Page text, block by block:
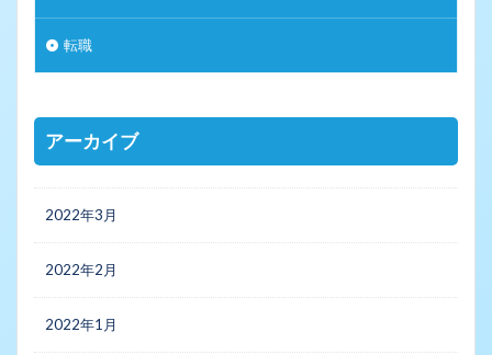
転職
アーカイブ
2022年3月
2022年2月
2022年1月